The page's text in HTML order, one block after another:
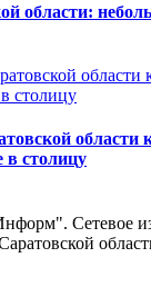
области:
области
в столицу
Сетевое